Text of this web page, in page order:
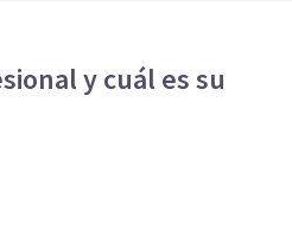
y cuál es su